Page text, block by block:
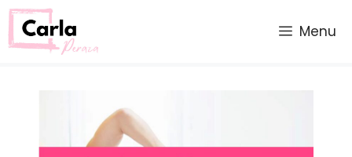
Saltar
al
contenido
Menu